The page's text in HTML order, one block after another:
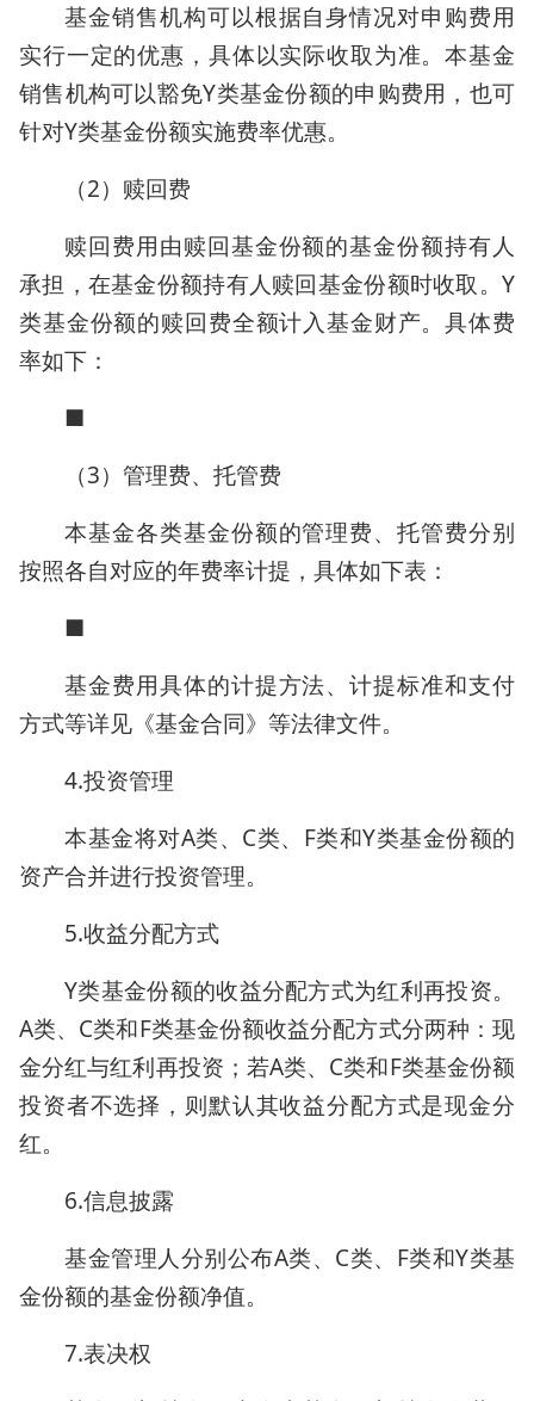
基金销售机构可以根据自身情况对申购费用
实行一定的优惠，具体以实际收取为准。本基金
销售机构可以豁免Y类基金份额的申购费用，也可
针对Y类基金份额实施费率优惠。
（2）赎回费
赎回费用由赎回基金份额的基金份额持有人
承担，在基金份额持有人赎回基金份额时收取。Y
类基金份额的赎回费全额计入基金财产。具体费
率如下：
■
（3）管理费、托管费
本基金各类基金份额的管理费、托管费分别
按照各自对应的年费率计提，具体如下表：
■
基金费用具体的计提方法、计提标准和支付
方式等详见《基金合同》等法律文件。
4.投资管理
本基金将对A类、C类、F类和Y类基金份额的
资产合并进行投资管理。
5.收益分配方式
Y类基金份额的收益分配方式为红利再投资。
A类、C类和F类基金份额收益分配方式分两种：现
金分红与红利再投资；若A类、C类和F类基金份额
投资者不选择，则默认其收益分配方式是现金分
红。
6.信息披露
基金管理人分别公布A类、C类、F类和Y类基
金份额的基金份额净值。
7.表决权